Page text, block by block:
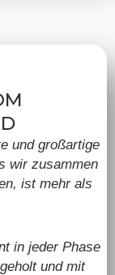
und großartige
wir zusammen
ist mehr als
in jeder Phase
und mit